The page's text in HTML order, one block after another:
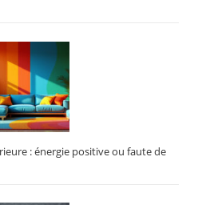
: énergie positive ou faute de